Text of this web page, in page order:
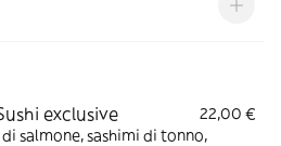
exclusive
22,00 €
salmone, sashimi di tonno,